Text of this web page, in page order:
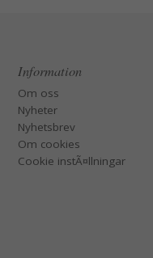
Information
Om oss
Nyheter
Nyhetsbrev
Om cookies
Cookie instÃ¤llningar